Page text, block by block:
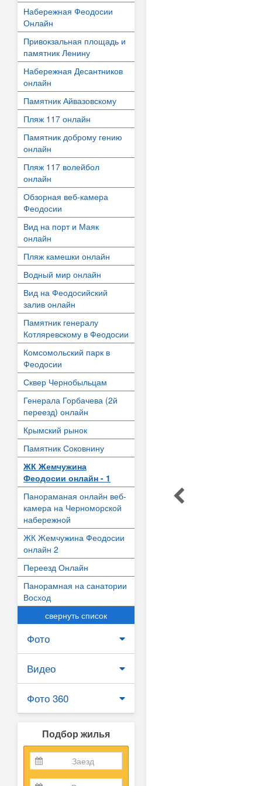
Набережная Феодосии
Онлайн
Привокзальная площадь и
памятник Ленину
Набережная Десантников
онлайн
Памятник Айвазовскому
Пляж 117 онлайн
Памятник доброму гению
онлайн
Пляж 117 волейбол
онлайн
Обзорная веб-камера
Феодосии
Вид на порт и Маяк
онлайн
Пляж камешки онлайн
Водный мир онлайн
Вид на Феодосийский
залив онлайн
Памятник генералу
Котляревскому в Феодосии
Комсомольский парк в
Феодосии
Сквер Чернобыльцам
Генерала Горбачева (2й
переезд) онлайн
Крымский рынок
Памятник Соковнину
ЖК Жемчужина
Феодосии онлайн - 1
Панораманая онлайн веб-
камера на Черноморской
набережной
ЖК Жемчужина Феодосии
онлайн 2
Переезд Онлайн
Панорамная на санатории
Восход
свернуть список
Фото
Видео
Фото 360
Подбор жилья